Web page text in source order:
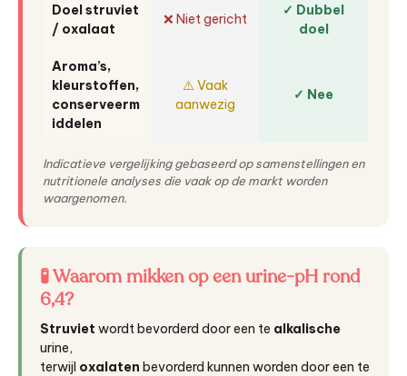
Doel struviet
/ oxalaat
❌ Niet gericht
✓ Dubbel
doel
Aroma’s,
kleurstoffen,
conserveerm
iddelen
⚠️ Vaak
aanwezig
✓ Nee
Indicatieve vergelijking gebaseerd op samenstellingen en
nutritionele analyses die vaak op de markt worden
waargenomen.
🧪 Waarom mikken op een urine-pH rond
6,4?
Struviet wordt bevorderd door een te alkalische
urine,
terwijl oxalaten bevorderd kunnen worden door een te